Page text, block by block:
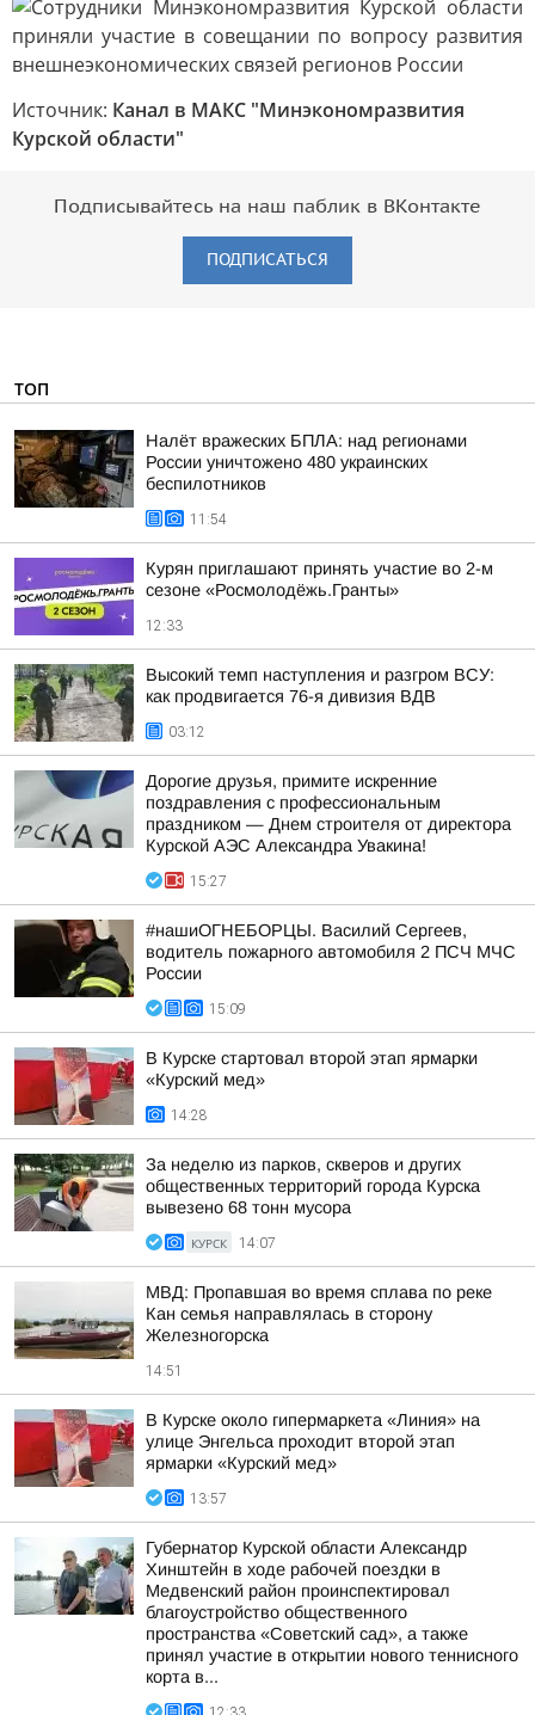
Источник: Канал в МАКС "Минэкономразвития
Курской области"
Подписывайтесь на наш паблик в ВКонтакте
ПОДПИСАТЬСЯ
ТОП
Налёт вражеских БПЛА: над регионами
России уничтожено 480 украинских
беспилотников
11:54
Курян приглашают принять участие во 2-м
сезоне «Росмолодёжь.Гранты»
12:33
Высокий темп наступления и разгром ВСУ:
как продвигается 76-я дивизия ВДВ
03:12
Дорогие друзья, примите искренние
поздравления с профессиональным
праздником — Днем строителя от директора
Курской АЭС Александра Увакина!
15:27
#нашиОГНЕБОРЦЫ. Василий Сергеев,
водитель пожарного автомобиля 2 ПСЧ МЧС
России
15:09
В Курске стартовал второй этап ярмарки
«Курский мед»
14:28
За неделю из парков, скверов и других
общественных территорий города Курска
вывезено 68 тонн мусора
КУРСК 14:07
МВД: Пропавшая во время сплава по реке
Кан семья направлялась в сторону
Железногорска
14:51
В Курске около гипермаркета «Линия» на
улице Энгельса проходит второй этап
ярмарки «Курский мед»
13:57
Губернатор Курской области Александр
Хинштейн в ходе рабочей поездки в
Медвенский район проинспектировал
благоустройство общественного
пространства «Советский сад», а также
принял участие в открытии нового теннисного
корта в...